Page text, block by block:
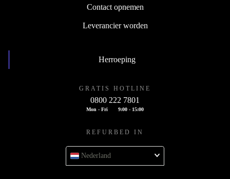
Contact opnemen
Leverancier worden
Herroeping
GRATIS HOTLINE
0800 222 7801
Mon - Fri 9:00 - 15:00
REFURBED IN
Nederland